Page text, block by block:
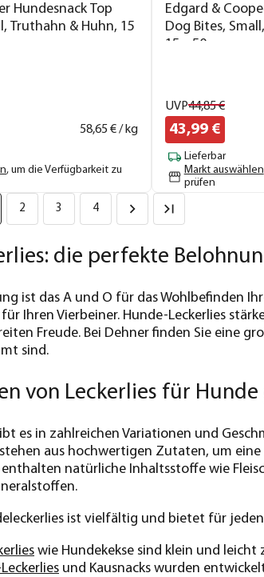
Hundesnack Top
Truthahn & Huhn, 15
58,65 € / kg
, um die Verfügbarkeit zu
Edgard &
Dog Bites,
15 x 50 g
UVP44,85€
43,99€
Lieferbar
Markt auswählen
prüfen
2 3 4
die perfekte
ist das A und O für das Wohlbefinden
Ihren Vierbeiner. Hunde-Leckerlies
Freude. Bei Dehner finden Sie eine
sind.
von Leckerlies für Hunde
es in zahlreichen Variationen und
aus hochwertigen Zutaten, um
natürliche Inhaltsstoffe wie
ist vielfältig und bietet für
wie Hundekekse sind klein und leicht
und Kausnacks wurden